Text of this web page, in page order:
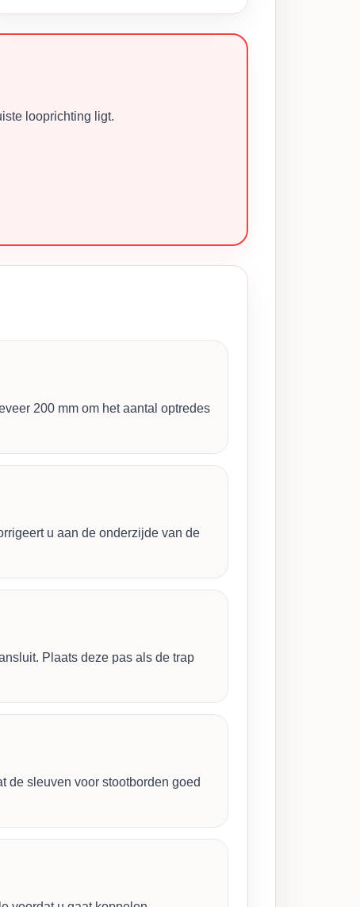
looprichting ligt.
200 mm om het aantal optredes
u aan de onderzijde van de
Plaats deze pas als de trap
de sleuven voor stootborden goed